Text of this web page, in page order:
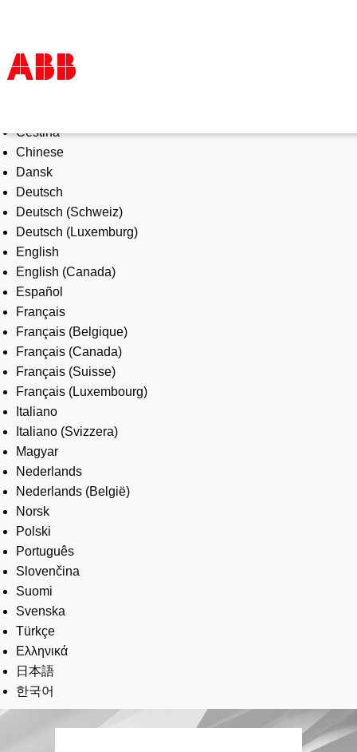
Products & Solutions
Industries
Services
About us
Where to buy
Contact us
Careers
Čeština
Chinese
Dansk
Deutsch
Deutsch (Schweiz)
Deutsch (Luxemburg)
English
English (Canada)
Español
Français
Français (Belgique)
Français (Canada)
Français (Suisse)
Français (Luxembourg)
Italiano
Italiano (Svizzera)
Magyar
Nederlands
Nederlands (België)
Norsk
Polski
Português
Slovenčina
Suomi
Svenska
Türkçe
Ελληνικά
日本語
한국어